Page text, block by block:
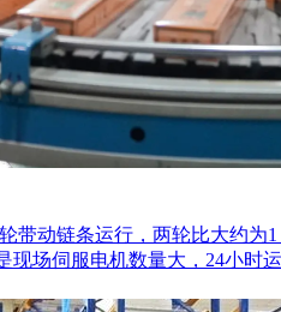
带动链条运行，两轮比大约
场伺服电机数量大，24小时